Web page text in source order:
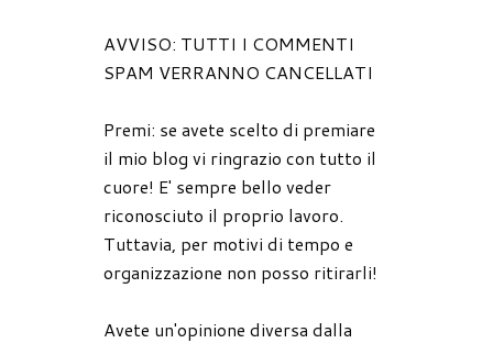
AVVISO: TUTTI I COMMENTI
SPAM VERRANNO CANCELLATI
Premi: se avete scelto di premiare
il mio blog vi ringrazio con tutto il
cuore! E' sempre bello veder
riconosciuto il proprio lavoro.
Tuttavia, per motivi di tempo e
organizzazione non posso ritirarli!
Avete un'opinione diversa dalla